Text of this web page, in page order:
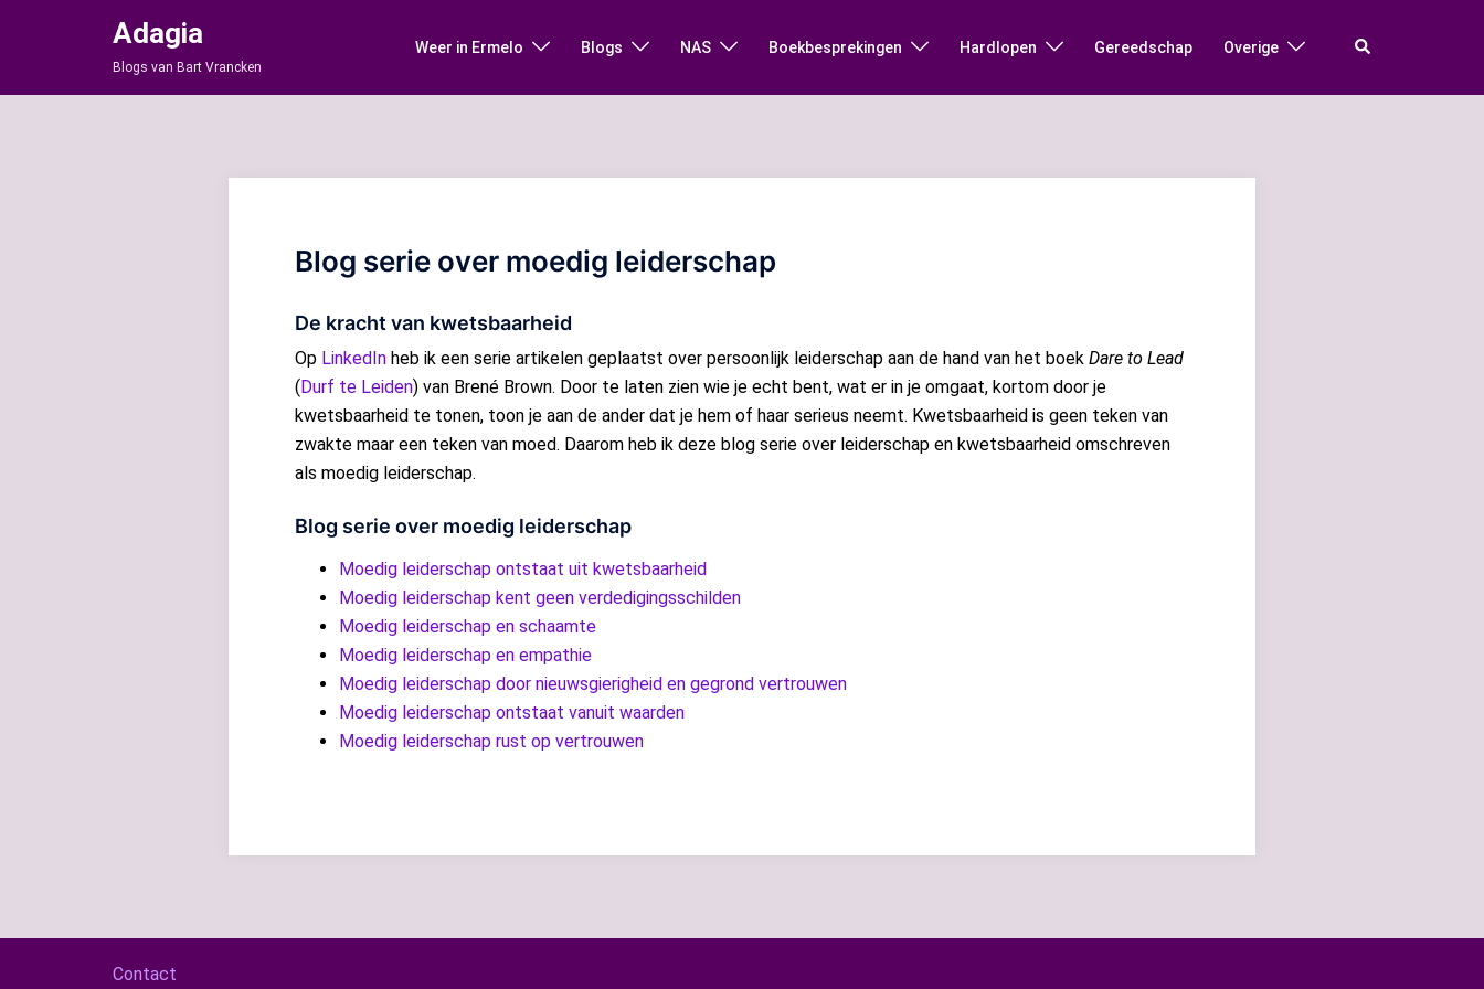
inhoud
Adagia
Blogs van Bart Vrancken
Weer in Ermelo Blogs NAS Boekbesprekingen Hardlopen Gereedschap Overige Zoeken
Blog serie over moedig leiderschap
De kracht van kwetsbaarheid
Op LinkedIn heb ik een serie artikelen geplaatst over persoonlijk leiderschap aan de hand van het boek Dare to Lead
(Durf te Leiden) van Brené Brown. Door te laten zien wie je echt bent, wat er in je omgaat, kortom door je
kwetsbaarheid te tonen, toon je aan de ander dat je hem of haar serieus neemt. Kwetsbaarheid is geen teken van
zwakte maar een teken van moed. Daarom heb ik deze blog serie over leiderschap en kwetsbaarheid omschreven
als moedig leiderschap.
Blog serie over moedig leiderschap
Moedig leiderschap ontstaat uit kwetsbaarheid
Moedig leiderschap kent geen verdedigingsschilden
Moedig leiderschap en schaamte
Moedig leiderschap en empathie
Moedig leiderschap door nieuwsgierigheid en gegrond vertrouwen
Moedig leiderschap ontstaat vanuit waarden
Moedig leiderschap rust op vertrouwen
Contact